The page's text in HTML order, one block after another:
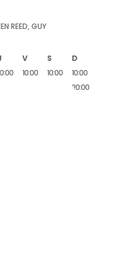
REED, GUY
V S
D
10:00
10:00
10:00
20:00